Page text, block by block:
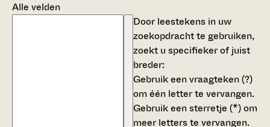
Alle velden
Door leestekens in uw
zoekopdracht te gebruiken,
zoekt u specifieker of juist
breder:
Gebruik eenvraagteken (?)
om één letter te vervangen.
Gebruik eensterretje (*)om
meer letters te vervangen.